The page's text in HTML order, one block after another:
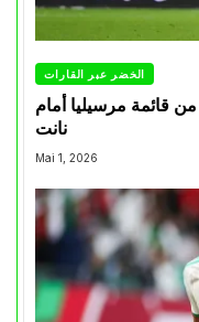
الخضر عبر القارات
قائمة مرسيليا أمام
نانت
Mai 1, 2026